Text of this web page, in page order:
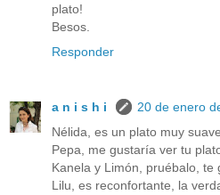
plato!
Besos.
Responder
a n i s h i
20 de enero
Nélida, es un plato muy
Pepa, me gustaría ver tu
Kanela y Limón, pruébalo, te
Lilu, es reconfortante, la